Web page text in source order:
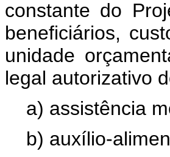
constante do
beneficiários,
unidade
legal autorizativo
a) assistência
b) auxílio-